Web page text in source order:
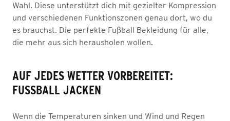
Wahl. Diese unterstützt dich mit gezielter Kompression
und verschiedenen Funktionszonen genau dort, wo du
es brauchst. Die perfekte Fußball Bekleidung für alle,
die mehr aus sich herausholen wollen.
AUF JEDES WETTER VORBEREITET:
FUSSBALL JACKEN
Wenn die Temperaturen sinken und Wind und Regen